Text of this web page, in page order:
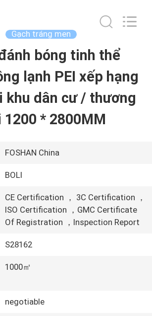
Gạch tráng men
bóng tinh thể
lạnh PEI xếp hạng
khu dân cư / thương
1200 * 2800MM
FOSHAN China
BOLI
CE Certification ， 3C Certification ，
ISO Certification ，GMC Certificate
Of Registration ，Inspection Report
S28162
1000㎡
negotiable